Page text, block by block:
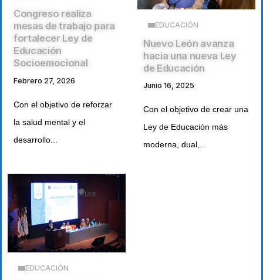
Congreso realiza
mesas de trabajo para
fortalecer Ley de
Educación
Socioemocional
Febrero 27, 2026
Con el objetivo de reforzar
la salud mental y el
desarrollo...
EDUCACIÓN
Nuevo León avanza
hacia una nueva Ley
de Educación
Junio 16, 2025
Con el objetivo de crear una
Ley de Educación más
moderna, dual,...
EDUCACIÓN